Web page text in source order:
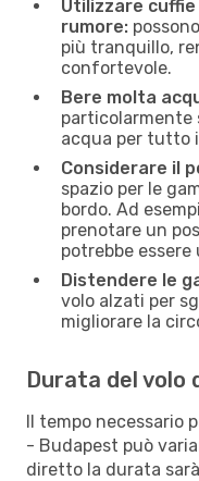
Utilizzare
rumore:
più tranquillo,
confortevole.
Bere molta
particolarmente
acqua per tutto
Considerare il
spazio per le
bordo. Ad
prenotare un
potrebbe essere
Distendere le
volo alzati per
migliorare la
Durata del volo
Il tempo necessario
- Budapest può
diretto la durata